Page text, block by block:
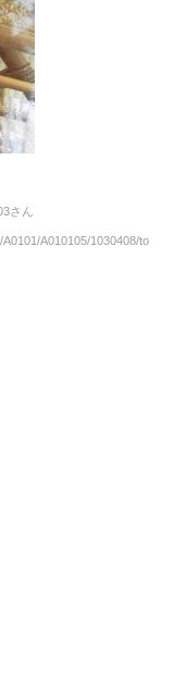
さん
A010105/1030408/to